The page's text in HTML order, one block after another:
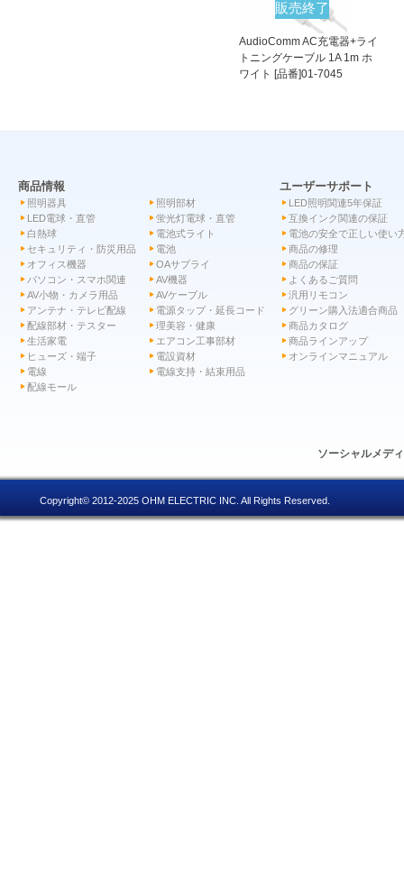
販売終了
AudioComm AC充電器+ライ
トニングケーブル 1A 1m ホ
ワイト [品番]01-7045
商品情報
照明器具
照明部材
LED電球・直管
蛍光灯電球・直管
白熱球
電池式ライト
セキュリティ・防災用品
電池
オフィス機器
OAサプライ
パソコン・スマホ関連
AV機器
AV小物・カメラ用品
AVケーブル
アンテナ・テレビ配線
電源タップ・延長コード
配線部材・テスター
理美容・健康
生活家電
エアコン工事部材
ヒューズ・端子
電設資材
電線
電線支持・結束用品
配線モール
ユーザーサポート
LED照明関連5年保証
互換インク関連の保証
電池の安全で正しい使い
商品の修理
商品の保証
よくあるご質問
汎用リモコン
グリーン購入法適合商品
商品カタログ
商品ラインアップ
オンラインマニュアル
ソーシャルメデ
Copyright© 2012-2025 OHM ELECTRIC INC. All Rights Reserved.